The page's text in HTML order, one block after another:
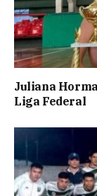
Juliana
Liga Federal